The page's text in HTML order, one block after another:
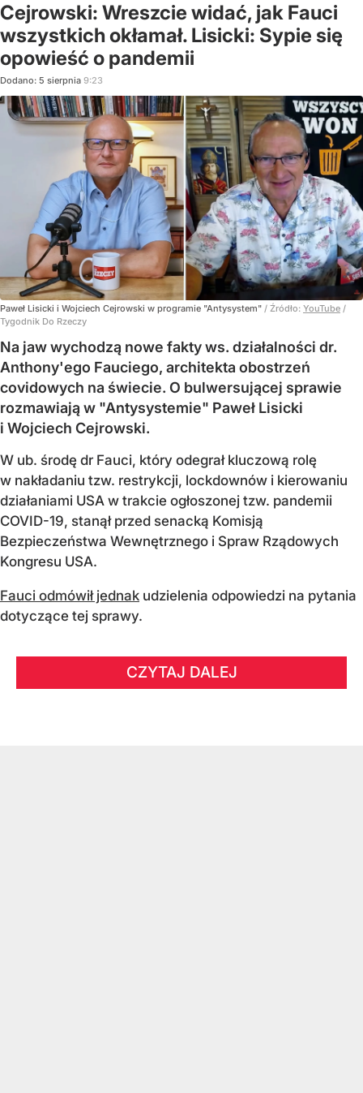
Cejrowski: Wreszcie widać, jak Fauci
wszystkich okłamał. Lisicki: Sypie się
opowieść o pandemii
Dodano: 5 sierpnia 9:23
Paweł Lisicki i Wojciech Cejrowski w programie "Antysystem" / Źródło: YouTube /
Tygodnik Do Rzeczy
Na jaw wychodzą nowe fakty ws. działalności dr.
Anthony'ego Fauciego, architekta obostrzeń
covidowych na świecie. O bulwersującej sprawie
rozmawiają w "Antysystemie" Paweł Lisicki
i Wojciech Cejrowski.
W ub. środę dr Fauci, który odegrał kluczową rolę
w nakładaniu tzw. restrykcji, lockdownów i kierowaniu
działaniami USA w trakcie ogłoszonej tzw. pandemii
COVID-19, stanął przed senacką Komisją
Bezpieczeństwa Wewnętrznego i Spraw Rządowych
Kongresu USA.
Fauci odmówił jednak udzielenia odpowiedzi na pytania
dotyczące tej sprawy.
CZYTAJ DALEJ